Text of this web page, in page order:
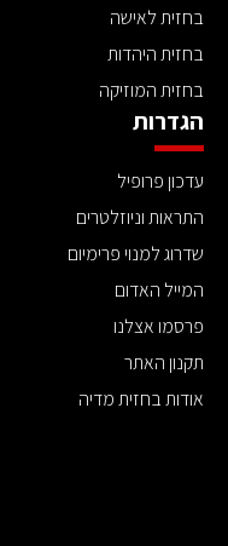
בחזית לאישה
בחזית היהדות
בחזית המוזיקה
הגדרות
עדכון פרופיל
התראות וניוזלטרים
שדרוג למנוי פרימיום
המייל האדום
פרסמו אצלנו
תקנון האתר
אודות בחזית מדיה